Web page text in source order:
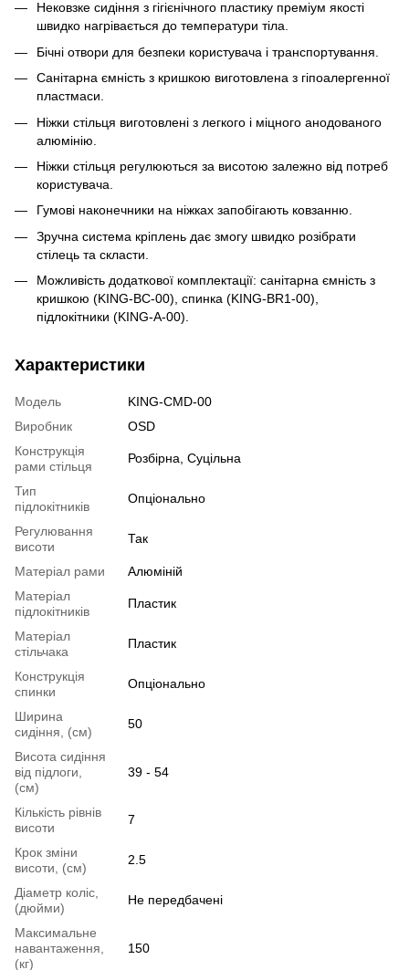
Нековзке сидіння з гігієнічного пластику преміум якості
швидко нагрівається до температури тіла.
Бічні отвори для безпеки користувача і транспортування.
Санітарна ємність з кришкою виготовлена з гіпоалергенної
пластмаси.
Ніжки стільця виготовлені з легкого і міцного анодованого
алюмінію.
Ніжки стільця регулюються за висотою залежно від потреб
користувача.
Гумові наконечники на ніжках запобігають ковзанню.
Зручна система кріплень дає змогу швидко розібрати
стілець та скласти.
Можливість додаткової комплектації: санітарна ємність з
кришкою (KING-BC-00), спинка (KING-BR1-00),
підлокітники (KING-A-00).
Характеристики
Модель
KING-CMD-00
Виробник
OSD
Конструкція
рами стільця
Розбірна, Суцільна
Тип
підлокітників
Опціонально
Регулювання
висоти
Так
Матеріал рами
Алюміній
Матеріал
підлокітників
Пластик
Матеріал
стільчака
Пластик
Конструкція
спинки
Опціонально
Ширина
сидіння, (см)
50
Висота сидіння
від підлоги,
(см)
39 - 54
Кількість рівнів
висоти
7
Крок зміни
висоти, (см)
2.5
Діаметр коліс,
(дюйми)
Не передбачені
Максимальне
навантаження,
(кг)
150